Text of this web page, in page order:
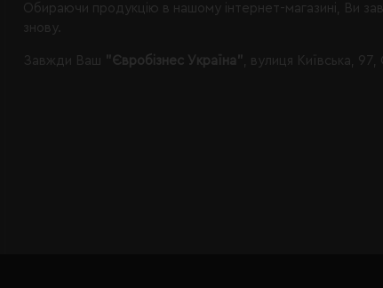
Обираючи продукцію в нашому інтернет-магазині, Ви
знову.
Завжди Ваш "Євробізнес Україна" , вулиця Київська,